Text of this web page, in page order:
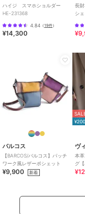
ハイジ スマホショルダー
HE-231368
4.84 （19件）
¥14,300
長
シ
バルコス
【BARCOS/バルコス】パッチ
ワーク風レザーポシェット
¥9,900 新着
ヴ
本
グ